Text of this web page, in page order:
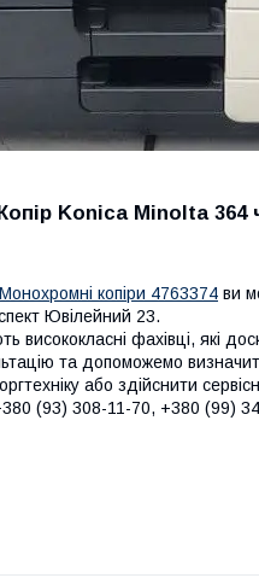
Konica Minolta 364
Монохромні копіри 4763374 ви
Ювілейний 23.
висококласні фахівці, які
та допоможемо
або здійснити
(93) 308-11-70, +380 (99)